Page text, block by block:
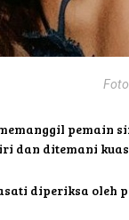
pemain
dan ditemani
diperiksa oleh